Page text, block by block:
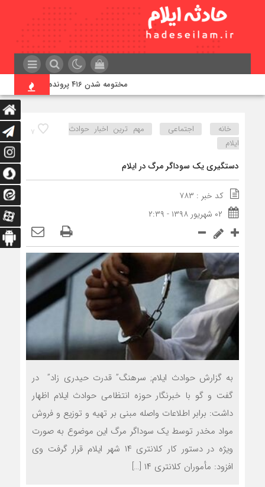
مختومه شدن ۴۱۶ پرونده در هیئت‌های صلح ایلام
۷ خانه اجتماعی
مهم ترین اخبار حوادث
ایلام
دستگیری یک سوداگر مرگ در ایلام
کد خبر : ۷۸۳
۰۲ شهریور ۱۳۹۸ - ۲:۳۹
به گزارش حوادث ایلام; سرهنگ” قدرت حیدری زاد” در
گفت و گو با خبرنگار حوزه انتظامی حوادث ایلام اظهار
داشت: برابر اطلاعات واصله مبنی بر تهیه و توزیع و فروش
مواد مخدر توسط یک سوداگر مرگ این موضوع به صورت
ویژه در دستور کار کلانتری ۱۴ شهر ایلام قرار گرفت وی
افزود: مأموران کلانتری ۱۴ […]